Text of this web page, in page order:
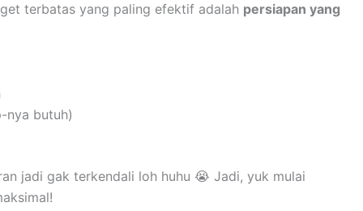
terbatas yang paling efektif adalah persiapan yang
nya butuh)
jadi gak terkendali loh huhu 😭 Jadi, yuk mulai